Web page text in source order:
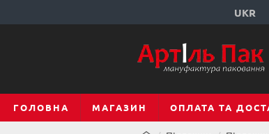
UKR
ГОЛОВНА МАГАЗИН ОПЛАТА ТА